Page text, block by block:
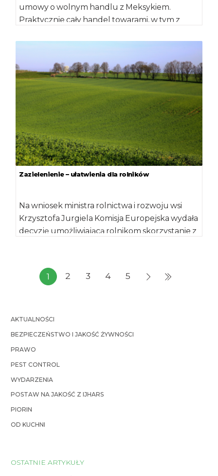
umowy o wolnym handlu z Meksykiem.
Praktycznie cały handel towarami, w tym z
Zazielenienie – ułatwienia dla rolników
Na wniosek ministra rolnictwa i rozwoju wsi
Krzysztofa Jurgiela Komisja Europejska wydała
decyzję umożliwiającą rolnikom skorzystanie z
1 2 3 4 5
AKTUALNOŚCI
BEZPIECZEŃSTWO I JAKOŚĆ ŻYWNOŚCI
PRAWO
PEST CONTROL
WYDARZENIA
POSTAW NA JAKOŚĆ Z IJHARS
PIORIN
OD KUCHNI
OSTATNIE ARTYKUŁY